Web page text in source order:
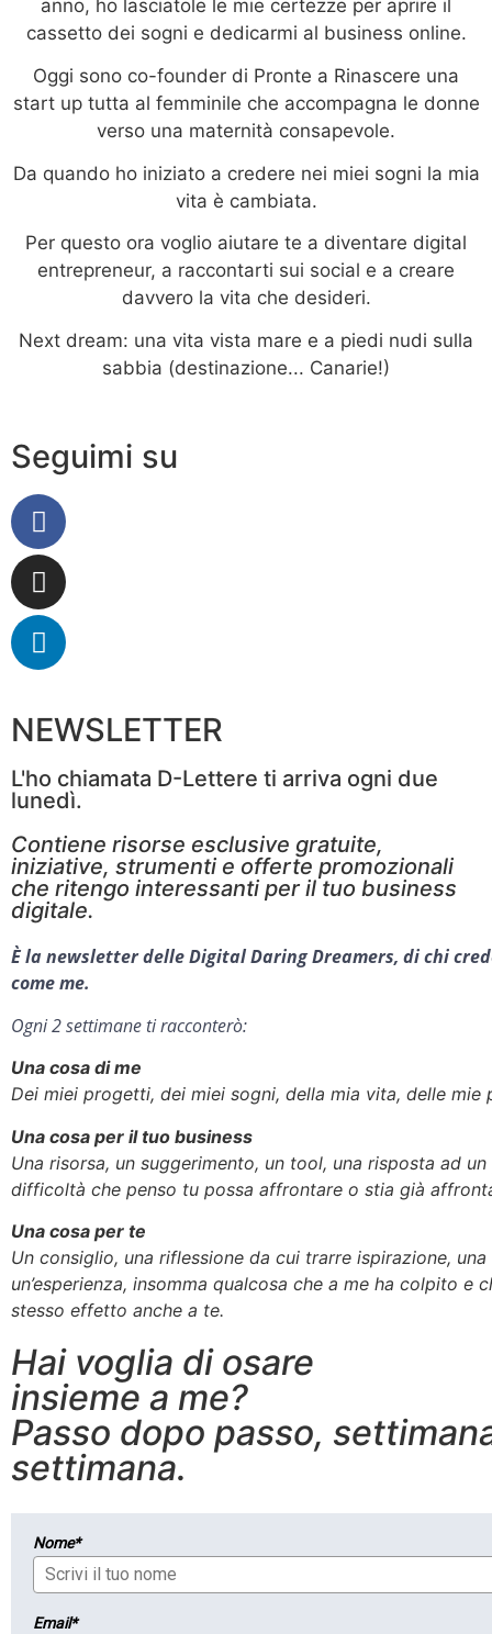
anno, ho lasciatole le mie certezze per aprire il
cassetto dei sogni e dedicarmi al business online.
Oggi sono co-founder di Pronte a Rinascere una
start up tutta al femminile che accompagna le donne
verso una maternità consapevole.
Da quando ho iniziato a credere nei miei sogni la mia
vita è cambiata.
Per questo ora voglio aiutare te a diventare digital
entrepreneur, a raccontarti sui social e a creare
davvero la vita che desideri.
Next dream: una vita vista mare e a piedi nudi sulla
sabbia (destinazione... Canarie!)
Seguimi su
NEWSLETTER
L'ho chiamata D-Lettere ti arriva ogni due
lunedì.
Contiene risorse esclusive gratuite,
iniziative, strumenti e offerte promozionali
che ritengo interessanti per il tuo business
digitale.
È la newsletter delle Digital Daring Dreamers, di chi
come me.
Ogni 2 settimane ti racconterò:
Una cosa di me
Dei miei progetti, dei miei sogni, della mia vita, delle mie
Una cosa per il tuo business
Una risorsa, un suggerimento, un tool, una risposta ad
difficoltà che penso tu possa affrontare o stia già
Una cosa per te
Un consiglio, una riflessione da cui trarre ispirazione,
un’esperienza, insomma qualcosa che a me ha colpito e
stesso effetto anche a te.
Hai voglia di osare
insieme a me?
Passo dopo passo,
settimana.
Nome*
Email*